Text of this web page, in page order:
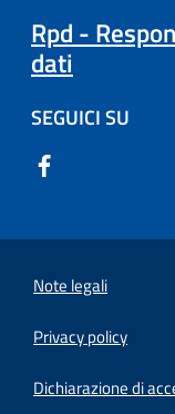
Rpd -
dati
SEGUICI SU
Note legali
Privacy policy
Dichiarazione di